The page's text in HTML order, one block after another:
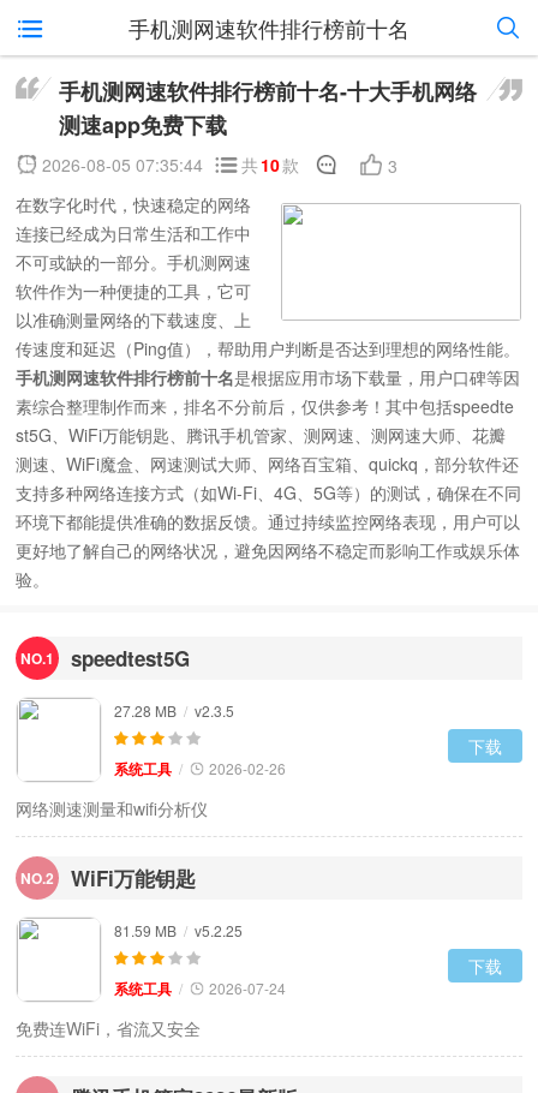
手机测网速软件排行榜前十名
手机测网速软件排行榜前十名-十大手机网络
测速app免费下载
2026-08-05 07:35:44 共10款
3
在数字化时代，快速稳定的网络
连接已经成为日常生活和工作中
不可或缺的一部分。手机测网速
软件作为一种便捷的工具，它可
以准确测量网络的下载速度、上
传速度和延迟（Ping值），帮助用户判断是否达到理想的网络性能。
手机测网速软件排行榜前十名是根据应用市场下载量，用户口碑等因
素综合整理制作而来，排名不分前后，仅供参考！其中包括speedte
st5G、WiFi万能钥匙、腾讯手机管家、测网速、测网速大师、花瓣
测速、WiFi魔盒、网速测试大师、网络百宝箱、quickq，部分软件还
支持多种网络连接方式（如Wi-Fi、4G、5G等）的测试，确保在不同
环境下都能提供准确的数据反馈。通过持续监控网络表现，用户可以
更好地了解自己的网络状况，避免因网络不稳定而影响工作或娱乐体
验。
NO.1 speedtest5G
27.28 MB / v2.3.5
系统工具 / 2026-02-26
下载
网络测速测量和wifi分析‪仪
NO.2 WiFi万能钥匙
81.59 MB / v5.2.25
系统工具 / 2026-07-24
下载
免费连WiFi，省流又安全